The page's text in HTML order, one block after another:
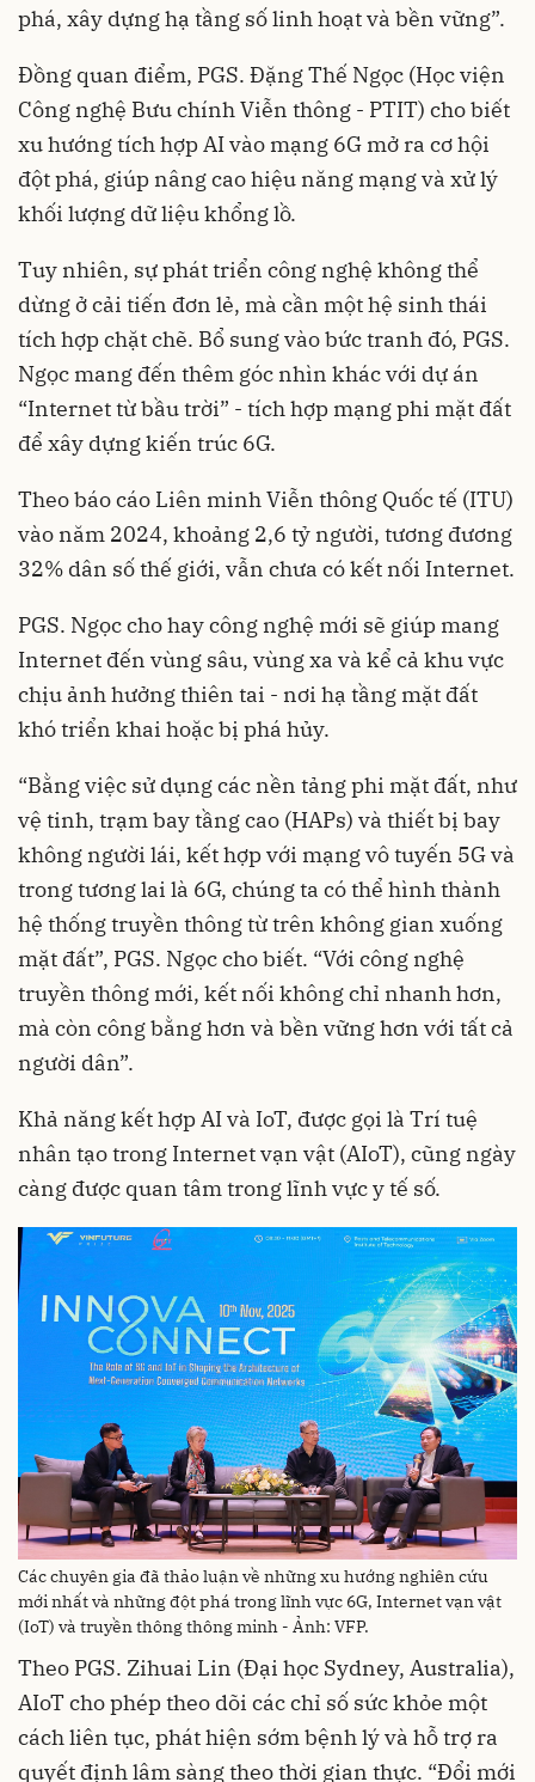
phá, xây dựng hạ tầng số linh hoạt và bền vững”.
Đồng quan điểm, PGS. Đặng Thế Ngọc (Học viện
Công nghệ Bưu chính Viễn thông - PTIT) cho biết
xu hướng tích hợp AI vào mạng 6G mở ra cơ hội
đột phá, giúp nâng cao hiệu năng mạng và xử lý
khối lượng dữ liệu khổng lồ.
Tuy nhiên, sự phát triển công nghệ không thể
dừng ở cải tiến đơn lẻ, mà cần một hệ sinh thái
tích hợp chặt chẽ. Bổ sung vào bức tranh đó, PGS.
Ngọc mang đến thêm góc nhìn khác với dự án
“Internet từ bầu trời” - tích hợp mạng phi mặt đất
để xây dựng kiến trúc 6G.
Theo báo cáo Liên minh Viễn thông Quốc tế (ITU)
vào năm 2024, khoảng 2,6 tỷ người, tương đương
32% dân số thế giới, vẫn chưa có kết nối Internet.
PGS. Ngọc cho hay công nghệ mới sẽ giúp mang
Internet đến vùng sâu, vùng xa và kể cả khu vực
chịu ảnh hưởng thiên tai - nơi hạ tầng mặt đất
khó triển khai hoặc bị phá hủy.
“Bằng việc sử dụng các nền tảng phi mặt đất, như
vệ tinh, trạm bay tầng cao (HAPs) và thiết bị bay
không người lái, kết hợp với mạng vô tuyến 5G và
trong tương lai là 6G, chúng ta có thể hình thành
hệ thống truyền thông từ trên không gian xuống
mặt đất”, PGS. Ngọc cho biết. “Với công nghệ
truyền thông mới, kết nối không chỉ nhanh hơn,
mà còn công bằng hơn và bền vững hơn với tất cả
người dân”.
​​Khả năng kết hợp AI và IoT, được gọi là Trí tuệ
nhân tạo trong Internet vạn vật (AIoT), cũng ngày
càng được quan tâm trong lĩnh vực y tế số.
Các chuyên gia đã thảo luận về những xu hướng nghiên cứu
mới nhất và những đột phá trong lĩnh vực 6G, Internet vạn vật
(IoT) và truyền thông thông minh - Ảnh: VFP.
Theo PGS. Zihuai Lin (Đại học Sydney, Australia),
AIoT cho phép theo dõi các chỉ số sức khỏe một
cách liên tục, phát hiện sớm bệnh lý và hỗ trợ ra
quyết định lâm sàng theo thời gian thực. “Đổi mới